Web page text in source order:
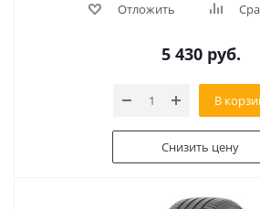
Отложить
5 430 руб.
В
Снизить цену